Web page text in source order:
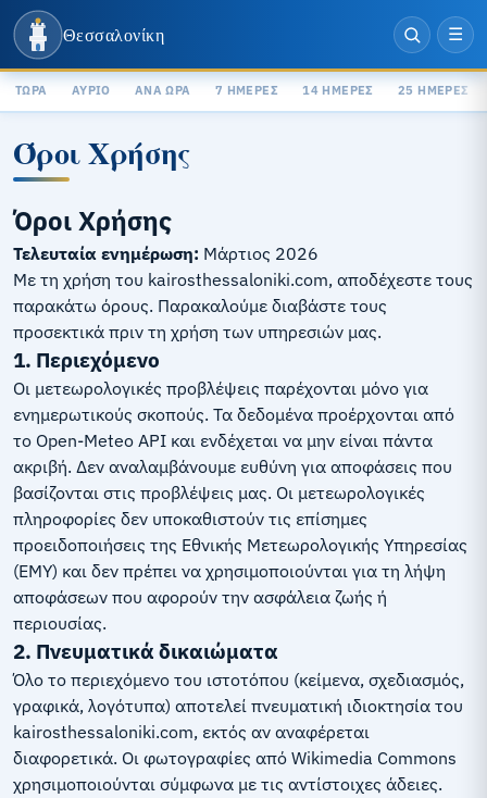
Θεσσαλονίκη ☰
ΤΏΡΑ ΑΎΡΙΟ ΑΝΆ ΏΡΑ 7 ΗΜΈΡΕΣ 14 ΗΜΈΡΕΣ 25 ΗΜΈΡΕΣ
Όροι Χρήσης
Όροι Χρήσης
Τελευταία ενημέρωση: Μάρτιος 2026
Με τη χρήση του kairosthessaloniki.com, αποδέχεστε τους
παρακάτω όρους. Παρακαλούμε διαβάστε τους
προσεκτικά πριν τη χρήση των υπηρεσιών μας.
1. Περιεχόμενο
Οι μετεωρολογικές προβλέψεις παρέχονται μόνο για
ενημερωτικούς σκοπούς. Τα δεδομένα προέρχονται από
το Open-Meteo API και ενδέχεται να μην είναι πάντα
ακριβή. Δεν αναλαμβάνουμε ευθύνη για αποφάσεις που
βασίζονται στις προβλέψεις μας. Οι μετεωρολογικές
πληροφορίες δεν υποκαθιστούν τις επίσημες
προειδοποιήσεις της Εθνικής Μετεωρολογικής Υπηρεσίας
(ΕΜΥ) και δεν πρέπει να χρησιμοποιούνται για τη λήψη
αποφάσεων που αφορούν την ασφάλεια ζωής ή
περιουσίας.
2. Πνευματικά δικαιώματα
Όλο το περιεχόμενο του ιστοτόπου (κείμενα, σχεδιασμός,
γραφικά, λογότυπα) αποτελεί πνευματική ιδιοκτησία του
kairosthessaloniki.com, εκτός αν αναφέρεται
διαφορετικά. Οι φωτογραφίες από Wikimedia Commons
χρησιμοποιούνται σύμφωνα με τις αντίστοιχες άδειες.